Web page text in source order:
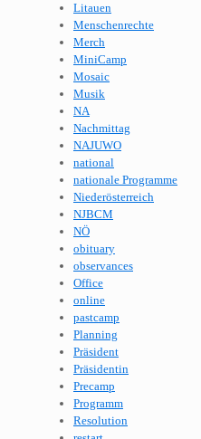
Litauen
Menschenrechte
Merch
MiniCamp
Mosaic
Musik
NA
Nachmittag
NAJUWO
national
nationale Programme
Niederösterreich
NJBCM
NÖ
obituary
observances
Office
online
pastcamp
Planning
Präsident
Präsidentin
Precamp
Programm
Resolution